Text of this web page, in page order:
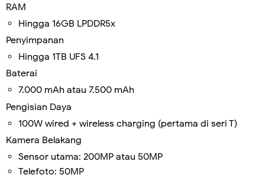
RAM
Hingga 16GB LPDDR5x
Penyimpanan
Hingga 1TB UFS 4.1
Baterai
7.000 mAh atau 7.500 mAh
Pengisian Daya
100W wired + wireless charging (pertama di seri T)
Kamera Belakang
Sensor utama: 200MP atau 50MP
Telefoto: 50MP